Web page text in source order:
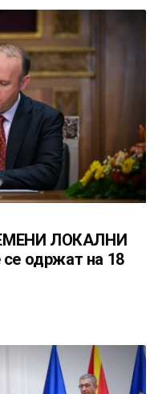
ЛОКАЛНИ
одржат на 18